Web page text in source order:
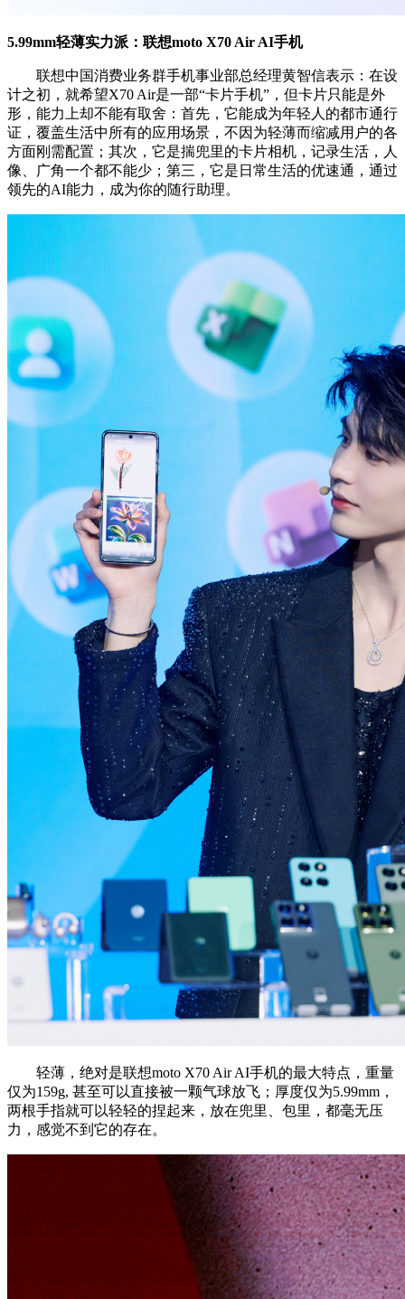
5.99mm轻薄实力派：联想moto X70 Air AI手机
联想中国消费业务群手机事业部总经理黄智信表示：在设
计之初，就希望X70 Air是一部“卡片手机”，但卡片只能是外
形，能力上却不能有取舍：首先，它能成为年轻人的都市通行
证，覆盖生活中所有的应用场景，不因为轻薄而缩减用户的各
方面刚需配置；其次，它是揣兜里的卡片相机，记录生活，人
像、广角一个都不能少；第三，它是日常生活的优速通，通过
领先的AI能力，成为你的随行助理。
轻薄，绝对是联想moto X70 Air AI手机的最大特点，重量
仅为159g, 甚至可以直接被一颗气球放飞；厚度仅为5.99mm，
两根手指就可以轻轻的捏起来，放在兜里、包里，都毫无压
力，感觉不到它的存在。